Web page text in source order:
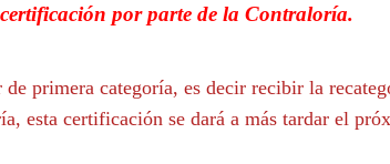
certificación por parte de la Contraloría.
primera categoría, es decir recibir la
esta certificación se dará a más tardar el